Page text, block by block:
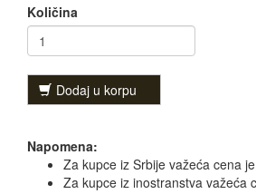
Količina
Dodaj u korpu
Napomena:
Za kupce iz Srbije važeća cena
Za kupce iz inostranstva važeća